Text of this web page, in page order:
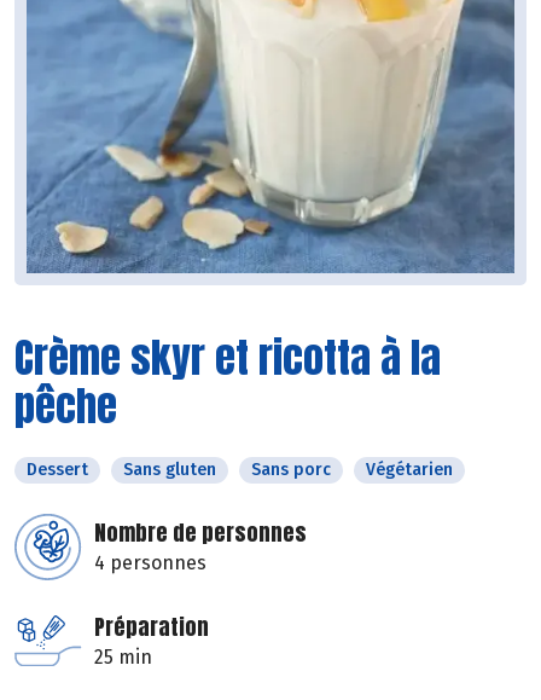
Crème skyr et ricotta à la
pêche
Dessert Sans gluten Sans porc Végétarien
Nombre de personnes
4 personnes
Préparation
25 min